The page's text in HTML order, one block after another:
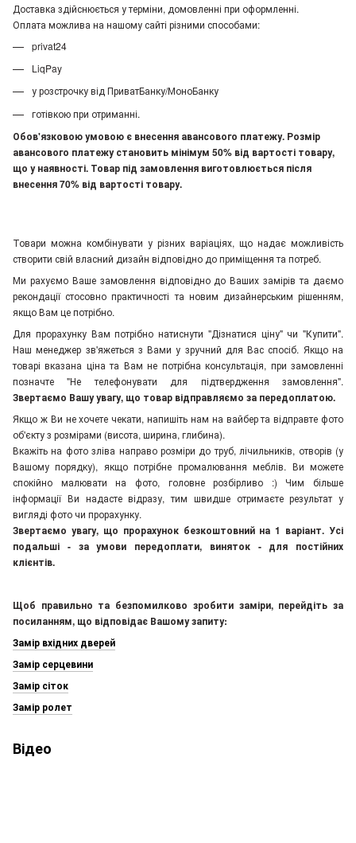
Доставка здійснюється у терміни, домовленні при оформленні.
Оплата можлива на нашому сайті різними способами:
privat24
LiqPay
у розстрочку від ПриватБанку/МоноБанку
готівкою при отриманні.
Обов'язковою умовою є внесення авансового платежу. Розмір
авансового платежу становить мінімум 50% від вартості товару,
що у наявності. Товар під замовлення виготовлюється після
внесення 70% від вартості товару.
Товари можна комбінувати у різних варіаціях, що надає можливість
створити свій власний дизайн відповідно до приміщення та потреб.
Ми рахуємо Ваше замовлення відповідно до Ваших замірів та даємо
рекондації стосовно практичності та новим дизайнерським рішенням,
якщо Вам це потрібно.
Для прорахунку Вам потрібно натиснути "Дізнатися ціну" чи "Купити".
Наш менеджер зв'яжеться з Вами у зручний для Вас спосіб. Якщо на
товарі вказана ціна та Вам не потрібна консультація, при замовленні
позначте "Не телефонувати для підтвердження замовлення".
Звертаємо Вашу увагу, що товар відправляємо за передоплатою.
Якщо ж Ви не хочете чекати, напишіть нам на вайбер та відправте фото
об'єкту з розмірами (висота, ширина, глибина).
Вкажіть на фото зліва направо розміри до труб, лічильників, отворів (у
Вашому порядку), якщо потрібне промалювання меблів. Ви можете
спокійно малювати на фото, головне розбірливо :) Чим більше
інформації Ви надасте відразу, тим швидше отримаєте результат у
вигляді фото чи прорахунку.
Звертаємо увагу, що прорахунок безкоштовний на 1 варіант. Усі
подальші - за умови передоплати, виняток - для постійних
клієнтів.
Щоб правильно та безпомилково зробити заміри, перейдіть за
посиланням, що відповідає Вашому запиту:
Замір вхідних дверей
Замір серцевини
Замір сіток
Замір ролет
Відео